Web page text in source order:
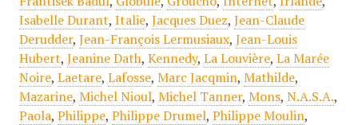
Isabelle Durant, Italie, Jacques Duez, Jean-Claude
Derudder, Jean-François Lermusiaux, Jean-Louis
Hubert, Jeanine Dath, Kennedy, La Louvière, La Marée
Noire, Laetare, Lafosse, Marc Jacqmin, Mathilde,
Mazarine, Michel Nioul, Michel Tanner, Mons, N.A.S.A.,
Paola, Philippe, Philippe Drumel, Philippe Moulin,